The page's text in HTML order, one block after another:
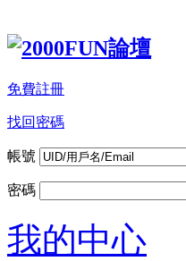
免費註冊
找回密碼
帳號
密碼
我的中心